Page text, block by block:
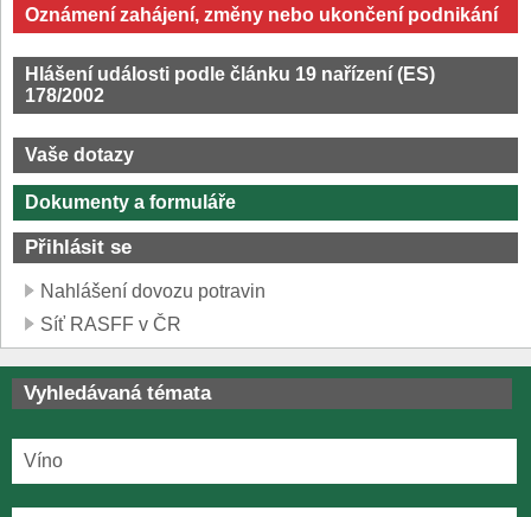
Oznámení zahájení, změny nebo ukončení podnikání
Hlášení události podle článku 19 nařízení (ES)
178/2002
Vaše dotazy
Dokumenty a formuláře
Přihlásit se
Nahlášení dovozu potravin
Síť RASFF v ČR
Vyhledávaná témata
Víno